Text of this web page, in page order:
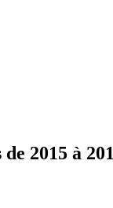
2015 à